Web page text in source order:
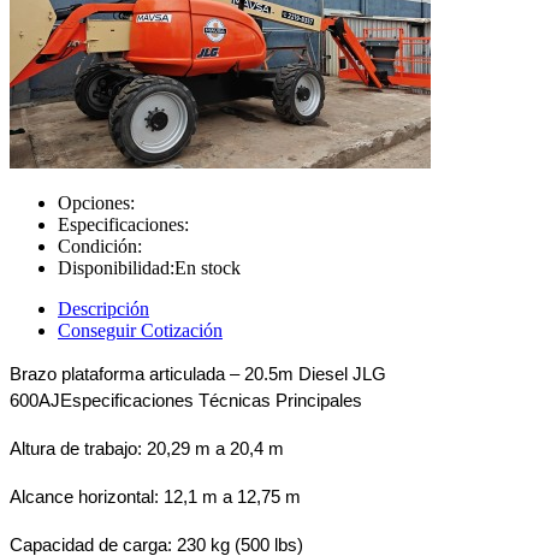
Opciones:
Especificaciones:
Condición:
Disponibilidad:En stock
Descripción
Conseguir Cotización
Brazo plataforma articulada – 20.5m Diesel JLG
600AJEspecificaciones Técnicas Principales
Altura de trabajo: 20,29 m a 20,4 m
Alcance horizontal: 12,1 m a 12,75 m
Capacidad de carga: 230 kg (500 lbs)